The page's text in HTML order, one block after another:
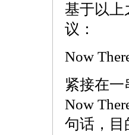
基于以上
议：
Now
紧接在一
Now
句话，目